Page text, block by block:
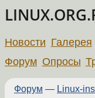
Новости Галерея
Форум Опросы
Форум — Linux-